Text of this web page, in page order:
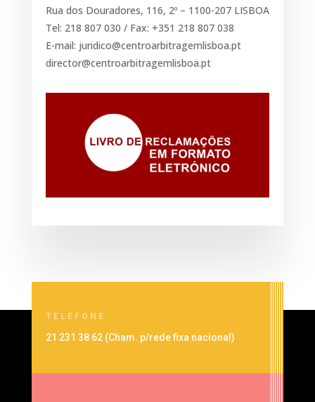
Rua dos Douradores, 116, 2º – 1100-207 LISBOA
Tel: 218 807 030 / Fax: +351 218 807 038
E-mail: juridico@centroarbitragemlisboa.pt
director@centroarbitragemlisboa.pt
TELEFONE
21 231 38 62 (Cham. p/rede fixa nacional )